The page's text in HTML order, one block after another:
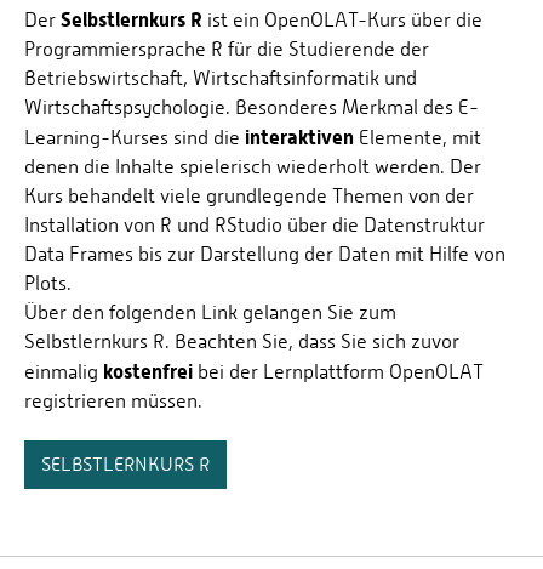
Der Selbstlernkurs R ist ein OpenOLAT-Kurs über die
Programmiersprache R für die Studierende der
Betriebswirtschaft, Wirtschaftsinformatik und
Wirtschaftspsychologie. Besonderes Merkmal des E-
Learning-Kurses sind die interaktiven Elemente, mit
denen die Inhalte spielerisch wiederholt werden. Der
Kurs behandelt viele grundlegende Themen von der
Installation von R und RStudio über die Datenstruktur
Data Frames bis zur Darstellung der Daten mit Hilfe von
Plots.
Über den folgenden Link gelangen Sie zum
Selbstlernkurs R. Beachten Sie, dass Sie sich zuvor
einmalig kostenfrei bei der Lernplattform OpenOLAT
registrieren müssen.
SELBSTLERNKURS R